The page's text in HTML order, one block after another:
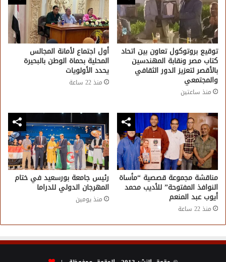
توقيع بروتوكول تعاون بين اتحاد
كتاب مصر ونقابة المهندسين
بالأقصر لتعزيز الدور الثقافي
والمجتمعي
منذ ساعتين
أول اجتماع لأمانة المجالس
المحلية بحماة الوطن بالبحيرة
يحدد الأولويات
منذ 22 ساعة
مناقشة مجموعة قصصية “مأساة
النوافذ المفتوحة” للأديب محمد
أيوب عبد المنعم
منذ 22 ساعة
رئيس جامعة بورسعيد في ختام
المهرجان الدولي للدراما
منذ يومين